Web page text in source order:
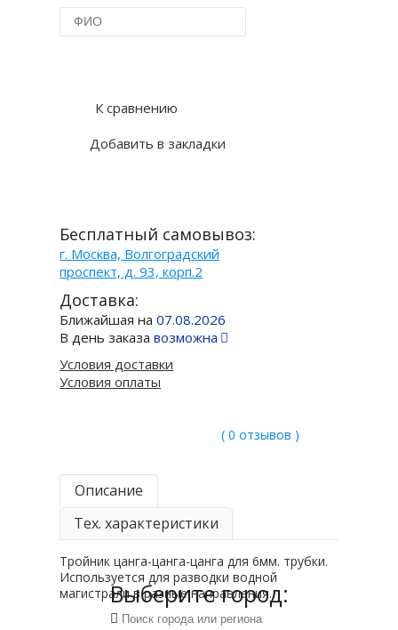
К сравнению
Добавить в закладки
Бесплатный самовывоз:
г. Москва, Волгоградский
проспект, д. 93, корп.2
Доставка:
Ближайшая на07.08.2026
В день заказавозможна
Условия доставки
Условия оплаты
( 0 отзывов )
Описание
Тех. характеристики
Тройник цанга-цанга-цанга для 6мм. трубки.
Используется для разводки водной
магистрали в разные направления.
Выберите город: